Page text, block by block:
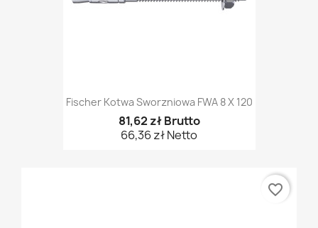
Fischer Kotwa Sworzniowa FWA 8 X 120
81,62 zł Brutto
66,36 zł Netto
favorite_border